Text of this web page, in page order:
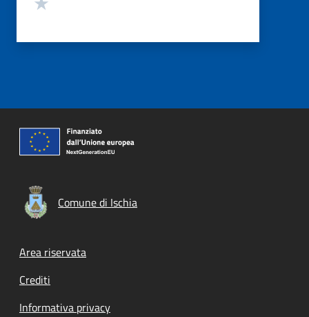
Comune di Ischia
Footer menu
Area riservata
Crediti
Informativa privacy